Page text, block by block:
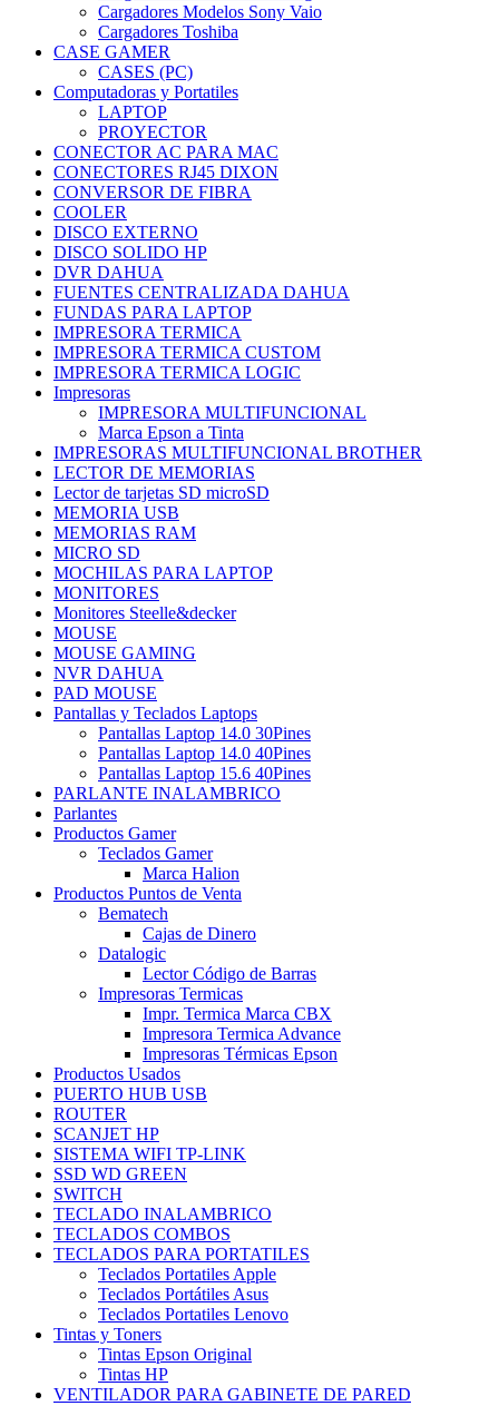
Cargadores Modelos Sony Vaio
Cargadores Toshiba
CASE GAMER
CASES (PC)
Computadoras y Portatiles
LAPTOP
PROYECTOR
CONECTOR AC PARA MAC
CONECTORES RJ45 DIXON
CONVERSOR DE FIBRA
COOLER
DISCO EXTERNO
DISCO SOLIDO HP
DVR DAHUA
FUENTES CENTRALIZADA DAHUA
FUNDAS PARA LAPTOP
IMPRESORA TERMICA
IMPRESORA TERMICA CUSTOM
IMPRESORA TERMICA LOGIC
Impresoras
IMPRESORA MULTIFUNCIONAL
Marca Epson a Tinta
IMPRESORAS MULTIFUNCIONAL BROTHER
LECTOR DE MEMORIAS
Lector de tarjetas SD microSD
MEMORIA USB
MEMORIAS RAM
MICRO SD
MOCHILAS PARA LAPTOP
MONITORES
Monitores Steelle&decker
MOUSE
MOUSE GAMING
NVR DAHUA
PAD MOUSE
Pantallas y Teclados Laptops
Pantallas Laptop 14.0 30Pines
Pantallas Laptop 14.0 40Pines
Pantallas Laptop 15.6 40Pines
PARLANTE INALAMBRICO
Parlantes
Productos Gamer
Teclados Gamer
Marca Halion
Productos Puntos de Venta
Bematech
Cajas de Dinero
Datalogic
Lector Código de Barras
Impresoras Termicas
Impr. Termica Marca CBX
Impresora Termica Advance
Impresoras Térmicas Epson
Productos Usados
PUERTO HUB USB
ROUTER
SCANJET HP
SISTEMA WIFI TP-LINK
SSD WD GREEN
SWITCH
TECLADO INALAMBRICO
TECLADOS COMBOS
TECLADOS PARA PORTATILES
Teclados Portatiles Apple
Teclados Portátiles Asus
Teclados Portatiles Lenovo
Tintas y Toners
Tintas Epson Original
Tintas HP
VENTILADOR PARA GABINETE DE PARED